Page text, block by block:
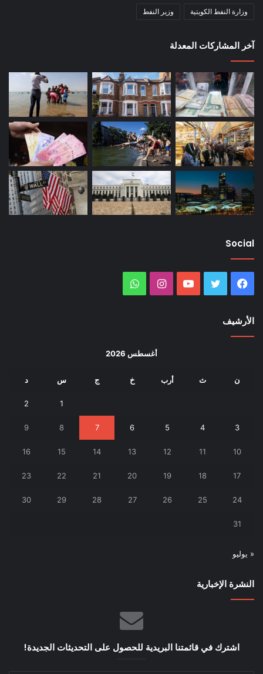
وزارة النفط الكويتية وزير النفط
آخر المشاركات المعدلة
Social
فيسبوك تويتر يوتيوب انستقرام
الأرشيف
أغسطس 2026
ن ث أرب خ ج س د
1
2
3
4
5
6
7
8
9
10
11
12
13
14
15
16
17
18
19
20
21
22
23
24
25
26
27
28
29
30
31
« يوليو
النشرة الإخبارية
اشترك في قائمتنا البريدية للحصول على التحديثات الجديدة!